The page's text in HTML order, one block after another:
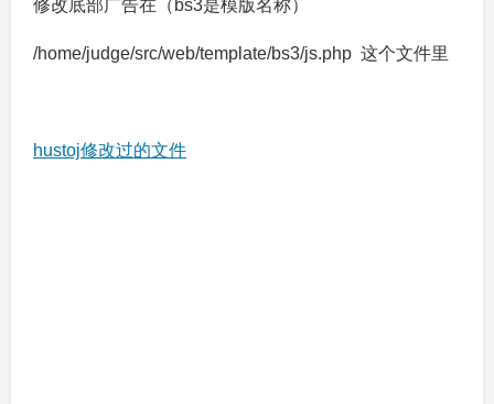
修改底部广告在（bs3是模版名称）
/home/judge/src/web/template/bs3/js.php 这个文件里
hustoj修改过的文件